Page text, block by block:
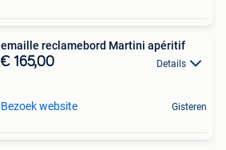
emaille reclamebord Martini apéritif
€ 165,00 Details
Bezoek website Gisteren